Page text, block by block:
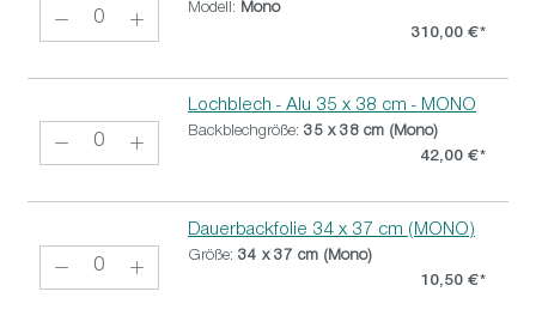
Modell: Mono
310,00 €*
Lochblech - Alu 35 x 38 cm - MONO
Backblechgröße:35 x 38 cm (Mono)
42,00 €*
Dauerbackfolie 34 x 37 cm (MONO)
Größe:34 x 37 cm (Mono)
10,50 €*